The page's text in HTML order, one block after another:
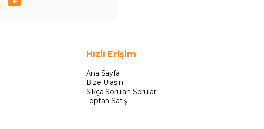
Hızlı Erişim
Ana Sayfa
Bize Ulaşın
Sıkça Sorulan Sorular
Toptan Satış